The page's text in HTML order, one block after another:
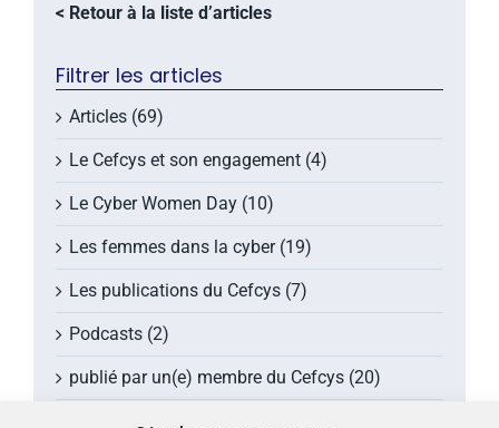
< Retour à la liste d’articles
Filtrer les articles
Articles (69)
Le Cefcys et son engagement (4)
Le Cyber Women Day (10)
Les femmes dans la cyber (19)
Les publications du Cefcys (7)
Podcasts (2)
publié par un(e) membre du Cefcys (20)
Sensibilisation (1)